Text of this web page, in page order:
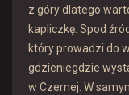
z góry dlatego
kapliczkę. Spod
który prowadzi do
gdzieniegdzie
w Czernej. W